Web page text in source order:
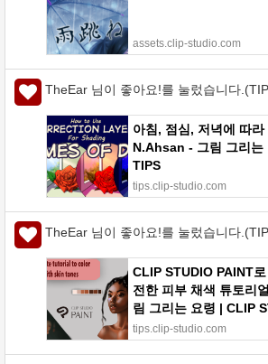
assets.clip-studio.com
TheEar 님이 좋아요!를 눌렀습니다
아침, 점심, 저녁에 따
N.Ahsan - 그림 그리는
TIPS
tips.clip-studio.com
TheEar 님이 좋아요!를 눌렀습니다
CLIP STUDIO PAINT
전한 피부 채색 튜토리
림 그리는 요령 | CLIP
tips.clip-studio.com